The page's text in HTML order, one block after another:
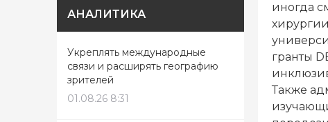
АНАЛИТИКА
Укреплять международные
связи и расширять географию
зрителей
01.08.26 8:31
иногда
гранты
Также